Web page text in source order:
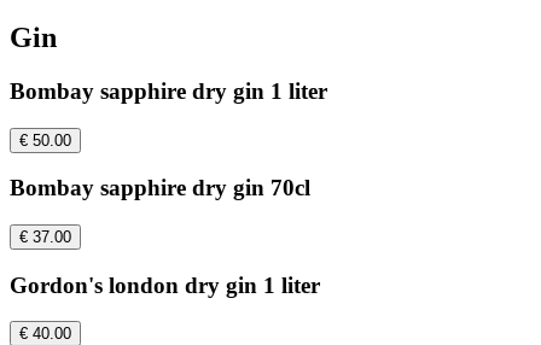
Gin
Bombay sapphire dry gin 1 liter
€ 50.00
Bombay sapphire dry gin 70cl
€ 37.00
Gordon's london dry gin 1 liter
€ 40.00